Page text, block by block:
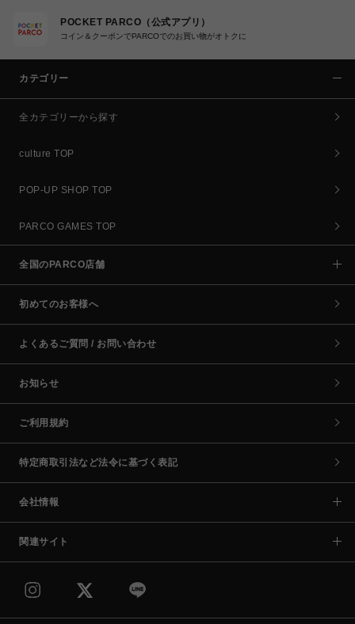
POCKET PARCO（公式アプリ）
コイン＆クーポンでPARCOでのお買い物がオトクに
カテゴリー
全カテゴリーから探す
culture TOP
POP-UP SHOP TOP
PARCO GAMES TOP
全国のPARCO店舗
初めてのお客様へ
よくあるご質問 / お問い合わせ
お知らせ
ご利用規約
特定商取引法など法令に基づく表記
会社情報
関連サイト